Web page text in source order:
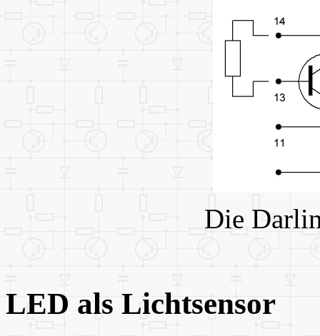
Die
LED als Lichtsensor